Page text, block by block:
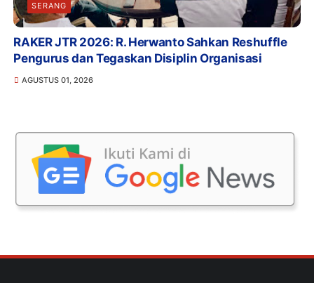
SERANG
RAKER JTR 2026: R. Herwanto Sahkan Reshuffle
Pengurus dan Tegaskan Disiplin Organisasi
AGUSTUS 01, 2026